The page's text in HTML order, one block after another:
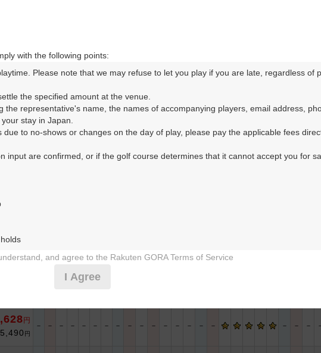
フォトギャラリー ドローンギャラリー クチコミ 交通情報（地図
ランを絞り込むことができます。
金
－
円
5,490 円
－ － － － － － － － － － － － － － － － － － －
with the following points:
Please note that we may refuse to let you play if you are late, regardless of
the specified amount at the venue.
the representative's name, the names of accompanying players, email address,
stay in Japan.
to no-shows or changes on the day of play, please pay the applicable fees
input are confirmed, or if the golf course determines that it cannot accept you for
delaying play, ignoring rules, manners, or warnings)
regarding the above points.
and agree to the Rakuten GORA Terms of Service
I Agree